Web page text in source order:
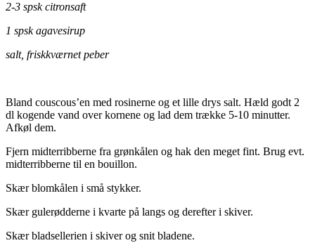
2-3 spsk citronsaft
1 spsk agavesirup
salt, friskkværnet peber
Bland couscous’en med rosinerne og et lille drys salt. Hæld godt 2
dl kogende vand over kornene og lad dem trække 5-10 minutter.
Afkøl dem.
Fjern midterribberne fra grønkålen og hak den meget fint. Brug evt.
midterribberne til en bouillon.
Skær blomkålen i små stykker.
Skær gulerødderne i kvarte på langs og derefter i skiver.
Skær bladsellerien i skiver og snit bladene.